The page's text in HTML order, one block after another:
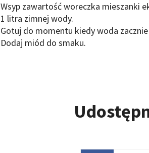
Wsyp zawartość woreczka mieszanki
1 litra zimnej wody.
Gotuj do momentu kiedy woda
Dodaj miód do smaku.